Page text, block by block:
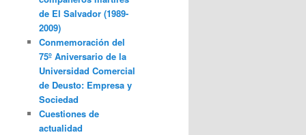
de El Salvador (1989-
2009)
Conmemoración del
75º Aniversario de la
Universidad Comercial
de Deusto: Empresa y
Sociedad
Cuestiones de
actualidad